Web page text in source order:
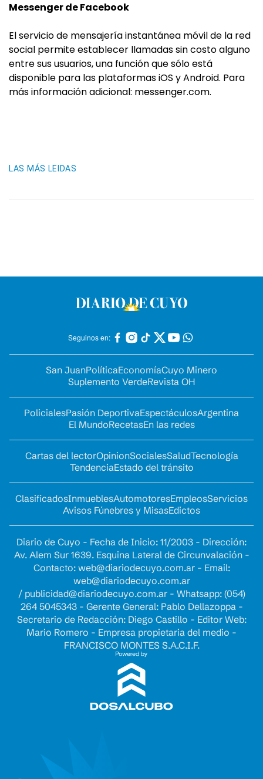
Messenger de Facebook
El servicio de mensajería instantánea móvil de la red
social permite establecer llamadas sin costo alguno
entre sus usuarios, una función que sólo está
disponible para las plataformas iOS y Android. Para
más información adicional: messenger.com.
LAS MÁS LEIDAS
Seguinos en:
San JuanPolíticaEconomíaCuyo Minero
Suplemento VerdeRevista OH
PolicialesPasión DeportivaEspectáculosArgentina
El MundoRecetasEn las redes
Cartas del lectorOpinionSocialesSaludTecnología
TendenciaEstado del tránsito
ClasificadosInmueblesAutomotoresEmpleosServicios
Avisos Fúnebres y MisasEdictos
Diario de Cuyo - Fecha de Inicio: 11/2003 - Dirección:
Av. Alem Sur 1639. Esquina Lateral de Circunvalación -
Contacto: web@diariodecuyo.com.ar- Email:
web@diariodecuyo.com.ar
/ publicidad@diariodecuyo.com.ar- Whatsapp: (054)
264 5045343 - Gerente General: Pablo Dellazoppa -
Secretario de Redacción: Diego Castillo - Editor Web:
Mario Romero - Empresa propietaria del medio -
FRANCISCO MONTES S.A.C.I.F.